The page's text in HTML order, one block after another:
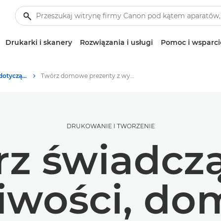
Drukarki i skanery Rozwiązania i usługi Pomoc i
Wskazówki i techniki dotyczące fotografii i drukowania Twórz domowe prezenty z wydruków
DRUKOWANIE I TWORZENIE